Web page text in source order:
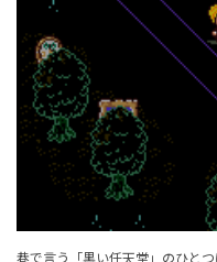
巷で言う「黒い任天堂」のひと